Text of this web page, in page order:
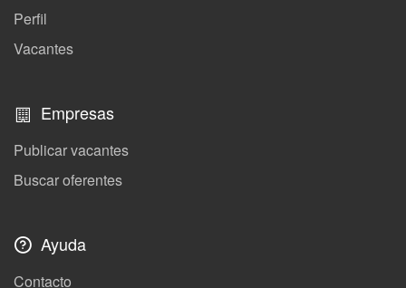
Perfil
Vacantes
Empresas
Publicar vacantes
Buscar oferentes
Ayuda
Contacto